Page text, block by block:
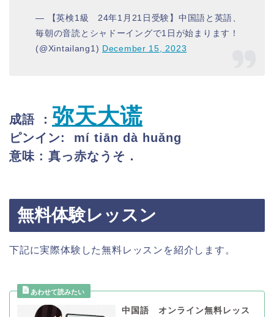
— 【英検1級 24年1月21日受験】中国語と英語、
毎朝の音読とシャドーイングで1日が始まります！
(@Xintailang1) December 15, 2023
成語 ： 弥天大谎
ピンイン: mí tiān dà huǎng
意味 : 真っ赤なうそ．
無料体験レッスン
下記に実際体験した無料レッスンを紹介します。
中国語 オンライン無料レッス